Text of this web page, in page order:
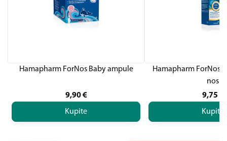
Hamapharm ForNos Baby ampule
9,90 €
Kupite
Hamapharm ForNos
nos
9,75
Kupite